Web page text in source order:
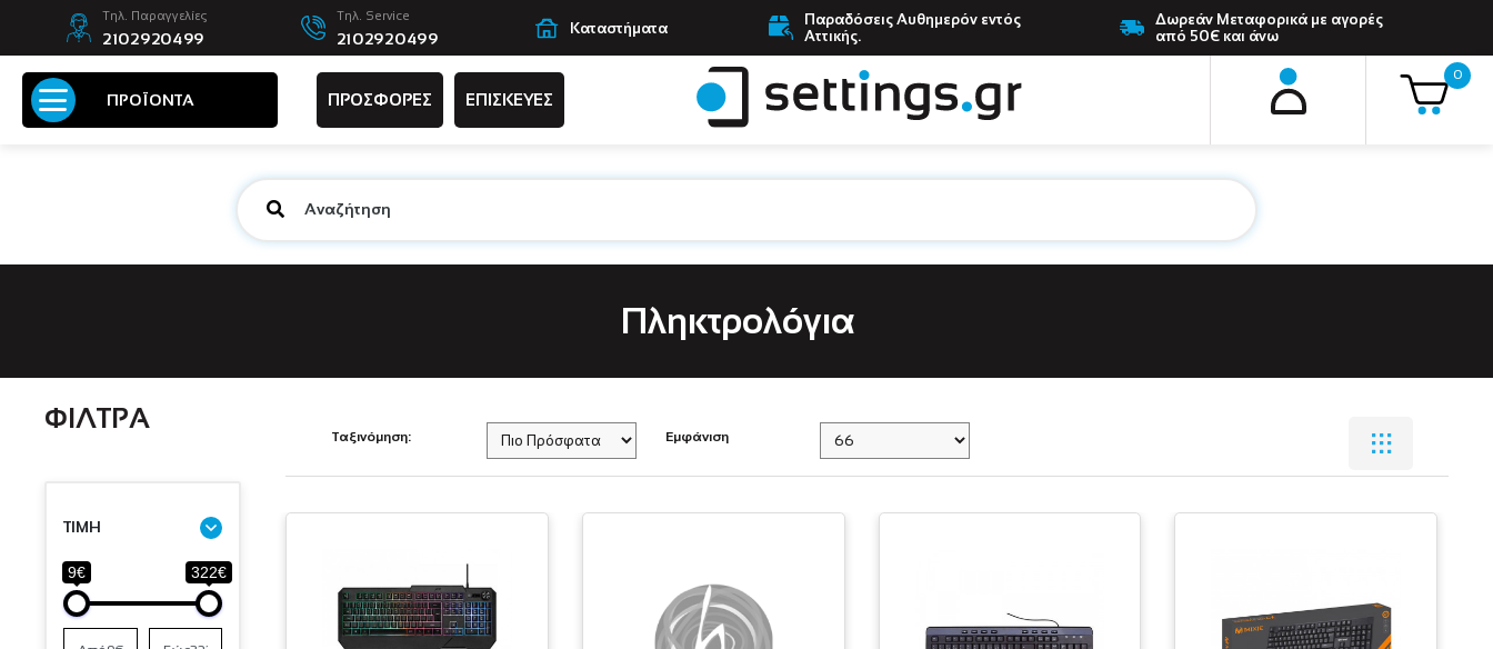
Τηλ. Παραγγελίες
2102920499
Τηλ. Service
2102920499
Καταστήματα
Παραδόσεις Αυθημερόν εντός
Αττικής.
Δωρεάν Μεταφορικά με αγορές
από 50€ και άνω
ΠΡΟΪΟΝΤΑ ΠΡΟΣΦΟΡΕΣ ΕΠΙΣΚΕΥΕΣ
0
Πληκτρολόγια
ΦΙΛΤΡΑ
ΤΙΜΗ
9€ 322€
Ταξινόμηση: Εμφάνιση